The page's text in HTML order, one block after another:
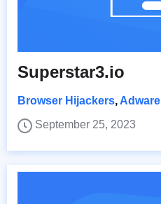
Superstar3.io
Browser Hijackers, Adware
September 25, 2023